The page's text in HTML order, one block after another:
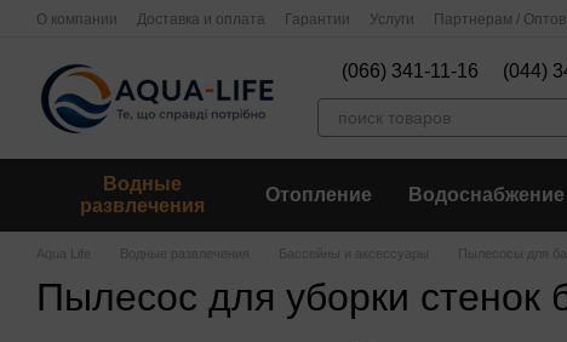
Перейти к основному контенту
О компании Доставка и оплата Гарантии Услуги Партнерам /
(066) 341-11-16 (044)
Водные
развлечения
Отопление Водоснабжение
Aqua Life Водные развлечения Бассейны и аксессуары Пылесосы для
Пылесос для уборки стенок